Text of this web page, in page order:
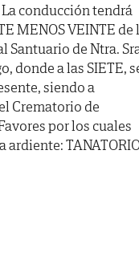
conducción tendrá
MENOS VEINTE de
Santuario de Ntra.
donde a las SIETE,
siendo a
Crematorio de
por los cuales
ardiente: